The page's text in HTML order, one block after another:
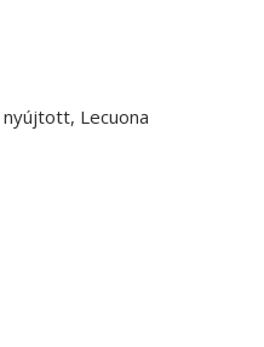
Lecuona